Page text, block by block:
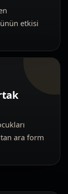
etkisi
ara form